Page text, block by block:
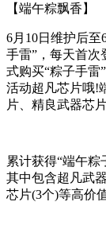
【端午粽飘香】
6月10日维护后至
手雷”，每天首次
式购买“粽子手雷
活动超凡芯片哦!
片、精良武器芯
累计获得“端午粽
其中包含超凡武
芯片(3个)等高价